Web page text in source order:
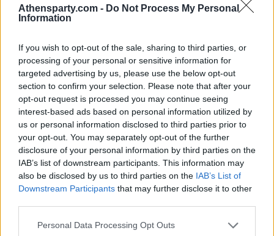
Athensparty.com - Do Not Process My Personal
Information
If you wish to opt-out of the sale, sharing to third parties, or
processing of your personal or sensitive information for
targeted advertising by us, please use the below opt-out
section to confirm your selection. Please note that after your
opt-out request is processed you may continue seeing
interest-based ads based on personal information utilized by
us or personal information disclosed to third parties prior to
your opt-out. You may separately opt-out of the further
disclosure of your personal information by third parties on the
IAB’s list of downstream participants. This information may
also be disclosed by us to third parties on the IAB’s List of
Downstream Participants that may further disclose it to other
Personal Data Processing Opt Outs
TV+ έκανε τους πάντες
Το The Studio των Seth Rogen
και Evan Goldberg είναι μια
κοφτερή σάτιρα του Χόλιγουντ
που απαντά σε όλα όσα
αναρωτιόσουν για τα μεγάλα
στούντιο.
ΠΕΤΡΟΣ ΚΑΛΟΓΕΡΑΣ
QUIZ
TV+ΣΕΙΡΈΣ
ΑΠΡ 19, 2026
Ποιος ήρωας από τα
Φιλαράκια είσαι
σύμφωνα με το ζώδιό
σου
Για να δούμε, ήσουν
πρωταγωνιστής ή guest;